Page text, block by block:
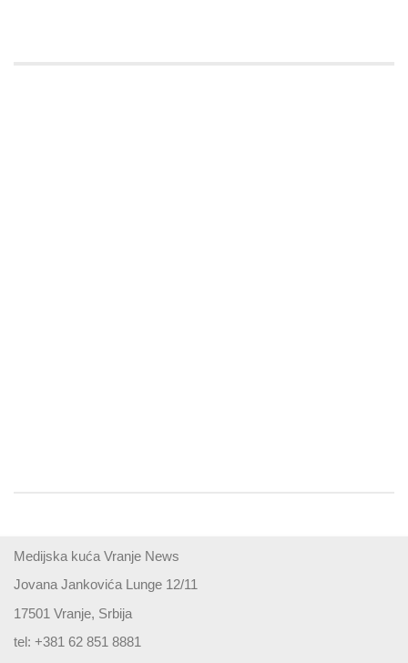
Medijska kuća Vranje News
Jovana Jankovića Lunge 12/11
17501 Vranje, Srbija
tel: +381 62 851 8881